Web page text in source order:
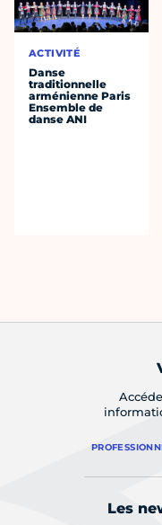
ACTIVITÉ
Danse
traditionnelle
arménienne Paris
Ensemble de
danse ANI
Les